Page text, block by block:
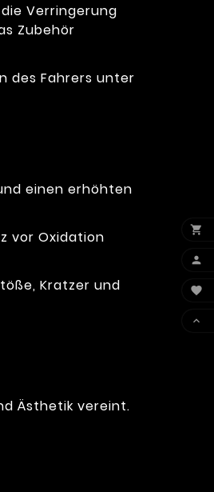
Verringerung
Zubehör
des Fahrers unter
einen erhöhten
vor Oxidation
Kratzer und
Ästhetik vereint.



